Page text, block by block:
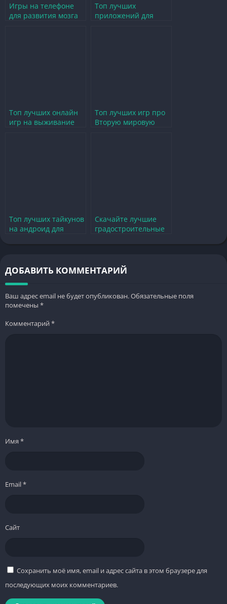
Игры на телефоне
для развития мозга
Топ лучших
приложений для
Топ лучших онлайн
игр на выживание
Топ лучших игр про
Вторую мировую
Топ лучших тайкунов
на андроид для
Скачайте лучшие
градостроительные
ДОБАВИТЬ КОММЕНТАРИЙ
Ваш адрес email не будет опубликован.Обязательные поля
помечены *
Комментарий*
Имя *
Email*
Сайт
Сохранить моё имя, email и адрес сайта в этом браузере для
последующих моих комментариев.